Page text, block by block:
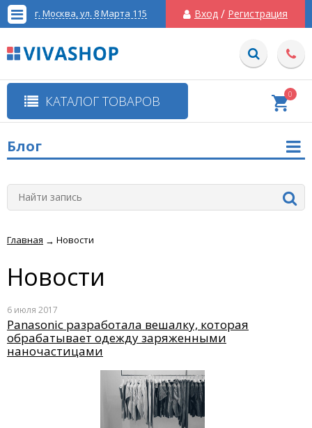
г. Москва, ул. 8 Марта 115 Вход / Регистрация
КАТАЛОГ ТОВАРОВ 0
Главная → Новости
Новости
6 июля 2017
Panasonic разработала вешалку, которая
обрабатывает одежду заряженными
наночастицами
Блог